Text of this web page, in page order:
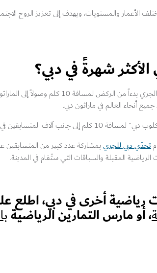
والمستويات، ويهدف إلى تعزيز الروح
شهرةً في دبي؟
يشمل جدول فعاليات دبي العديد من فعاليات الجري
أنحاء العالم في ماراثون دبي.
جانب آلاف المتسابقين في
تحدّي دبي للجريبمشاركة عدد كبير من المتسابقين
الرياضية المقبلة والسباقات التي ستُقام في المدينة.
أخرى في دبي، اطلع
، أو مارس التمارين الرياضية